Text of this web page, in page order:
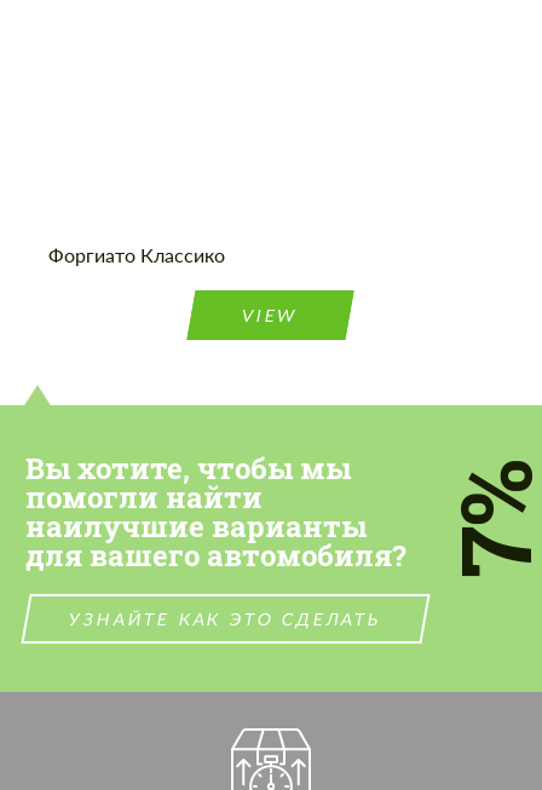
Форгиато Классико
VIEW
Вы хотите, чтобы мы
помогли найти
наилучшие варианты
для вашего автомобиля?
УЗНАЙТЕ КАК ЭТО СДЕЛАТЬ
СВЯЖИТЕСЬ СО МНОЙ
СВЯЖИТЕСЬ СО МНОЙ
Мы говорим на вашем языке